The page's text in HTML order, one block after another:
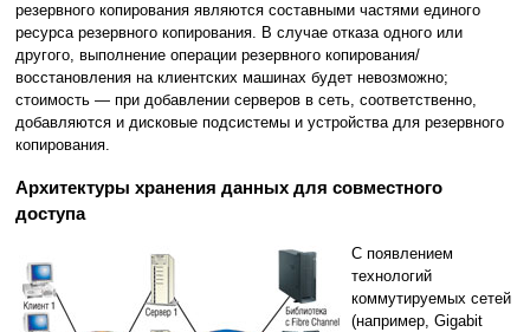
резервного копирования являются составными частями единого
ресурса резервного копирования. В случае отказа одного или
другого, выполнение операции резервного копирования/
восстановления на клиентских машинах будет невозможно;
стоимость — при добавлении серверов в сеть, соответственно,
добавляются и дисковые подсистемы и устройства для резервного
копирования.
Архитектуры хранения данных для совместного
доступа
С появлением
технологий
коммутируемых сетей
(например, Gigabit